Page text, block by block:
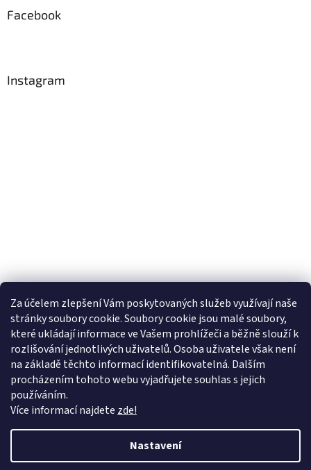
Za účelem zlepšení Vám poskytovaných služeb využívají naše
stránky soubory cookie. Soubory cookie jsou malé soubory,
které ukládají informace ve Vašem prohlížeči a běžně slouží k
rozlišování jednotlivých uživatelů. Osoba uživatele však není
na základě těchto informací identifikovatelná. Dalším
procházením tohoto webu vyjadřujete souhlas s jejich
používáním.
Více informací najdete zde!
Nastavení
Facebook
Instagram
Sledovat na Instagramu
Farmářský koutek Heuréka.cz Zboží.cz Google nákupy